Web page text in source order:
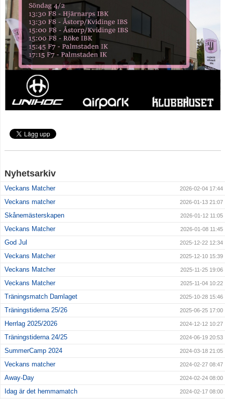
Klubbkläder
Supportershop
Dokument
Medlemskap & Medlems- och träningsavgifter
Nyhetsarkiv
Veckans Matcher 2026-02-04 17:44
Veckans matcher 2026-01-13 21:07
Skånemästerskapen 2026-01-12 11:05
Veckans Matcher 2026-01-08 11:45
God Jul 2025-12-22 12:34
Veckans Matcher 2025-12-10 15:39
Veckans Matcher 2025-11-25 19:06
Veckans Matcher 2025-11-04 10:22
Träningsmatch Damlaget 2025-10-28 15:46
Träningstiderna 25/26 2025-06-25 17:00
Herrlag 2025/2026 2024-12-12 10:27
Träningstiderna 24/25 2024-06-19 20:53
SummerCamp 2024 2024-03-18 21:05
Veckans matcher 2024-02-27 08:47
Away-Day 2024-02-24 08:00
Idag är det hemmamatch 2024-02-17 08:00